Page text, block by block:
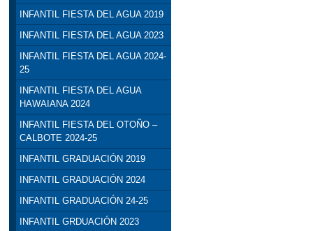
INFANTIL FIESTA DEL AGUA 2019
INFANTIL FIESTA DEL AGUA 2023
INFANTIL FIESTA DEL AGUA 2024-
25
INFANTIL FIESTA DEL AGUA
HAWAIANA 2024
INFANTIL FIESTA DEL OTOÑO –
CALBOTE 2024-25
INFANTIL GRADUACIÓN 2019
INFANTIL GRADUACIÓN 2024
INFANTIL GRADUACIÓN 24-25
INFANTIL GRDUACIÓN 2023